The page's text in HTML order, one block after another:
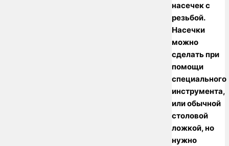
насечек с
резьбой.
Насечки
можно
сделать при
помощи
специального
инструмента,
или обычной
столовой
ложкой, но
нужно